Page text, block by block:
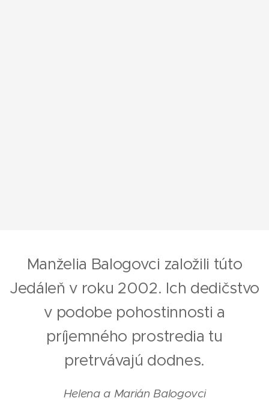
Manželia Balogovci založili túto
Jedáleň v roku 2002. Ich dedičstvo
v podobe pohostinnosti a
príjemného prostredia tu
pretrvávajú dodnes.
Helena a Marián Balogovci